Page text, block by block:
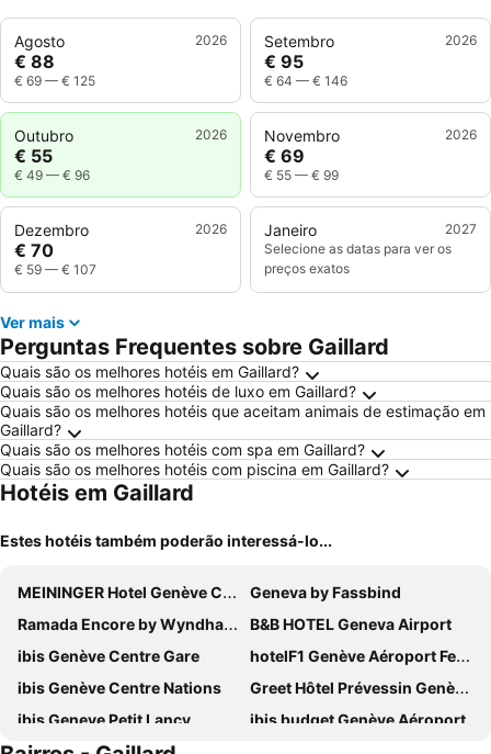
Agosto 2026
€ 88
€ 69 — € 125
Setembro 2026
€ 95
€ 64 — € 146
Outubro 2026
€ 55
€ 49 — € 96
Novembro 2026
€ 69
€ 55 — € 99
Dezembro 2026
€ 70
€ 59 — € 107
Janeiro
2027
Selecione as datas para ver os
preços exatos
Ver mais
Perguntas Frequentes sobre Gaillard
Quais são os melhores hotéis em Gaillard?
Quais são os melhores hotéis de luxo em Gaillard?
Quais são os melhores hotéis que aceitam animais de estimação em
Gaillard?
Quais são os melhores hotéis com spa em Gaillard?
Quais são os melhores hotéis com piscina em Gaillard?
Hotéis em Gaillard
Estes hotéis também poderão interessá-lo...
MEININGER Hotel Genève Centre Charmilles
Geneva by Fassbind
Ramada Encore by Wyndham Geneva
B&B HOTEL Geneva Airport
ibis Genève Centre Gare
hotelF1 Genève Aéroport Ferney
ibis Genève Centre Nations
Greet Hôtel Prévessin Genève Aéroport
ibis Geneve Petit Lancy
ibis budget Genève Aéroport